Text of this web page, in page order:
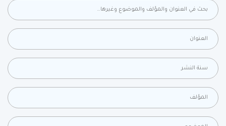
بحث في كل الحقول